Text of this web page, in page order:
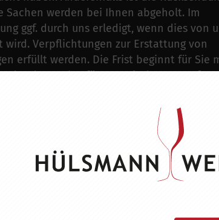
werden bei Ihnen abgeholt. Im
ggf. durch uns erledigt, wenn dies von
Verpflichtungen zur Erstattung von
erfüllt werden. Die Frist beginnt für Sie
der Sache, für uns mit deren
falls nicht anders erwähnt, in 0,75 l
zuzüglich der anfallenden
bis zur vollständigen
durch Post, Paketdienst oder
Dies erfolgt durch Unterschrift auf
Unterschrift erklärt der Kunde, dass die
Menge übereinstimmt. Vorliegend ist
vereinbart. Vor endgültigem